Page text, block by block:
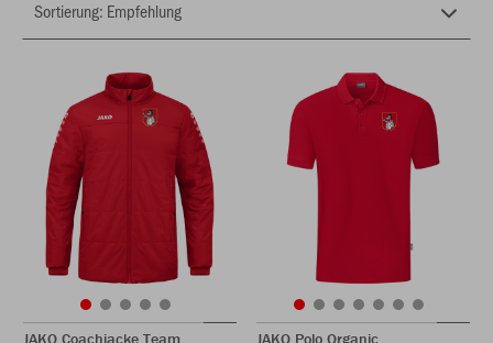
JAKO Coachjacke Team
JAKO Polo Organic